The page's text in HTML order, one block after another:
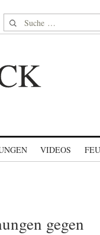
Suche nach:
VIDEOS
gegen